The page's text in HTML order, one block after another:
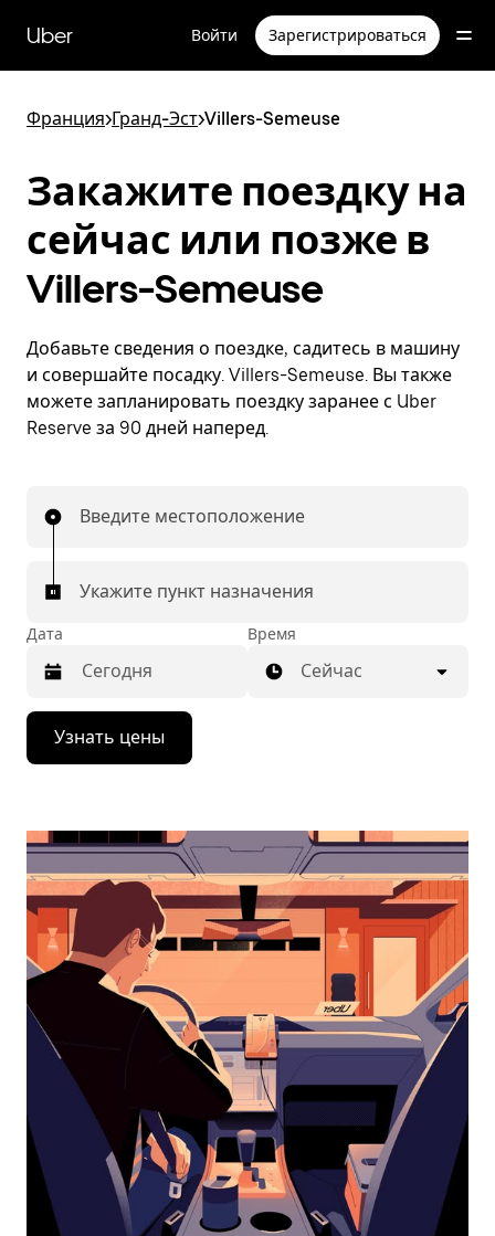
перейти
к
Uber Войти Зарегистрироваться
Франция>Гранд-Эст>Villers-Semeuse
Закажите поездку на
сейчас или позже в
Villers-Semeuse
Добавьте сведения о поездке, садитесь в машину
и совершайте посадку. Villers-Semeuse. Вы также
можете запланировать поездку заранее с Uber
Reserve за 90 дней наперед.
Введите местоположение
Укажите пункт назначения
Дата
Нажмите
стрелку
вниз,
календарю
выбрать
дату.
Чтобы
закрыть
календарь,
нажмите
Esc.
Время
Сейчас
Узнать цены